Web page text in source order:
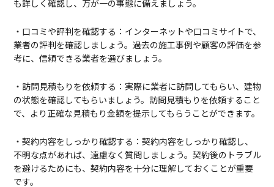
も詳しく確認し、万が一の事態に備えましょう。
・口コミや評判を確認する：インターネットや口コミサイトで、
業者の評判を確認しましょう。過去の施工事例や顧客の評価を参
考に、信頼できる業者を選びましょう。
・訪問見積もりを依頼する：実際に業者に訪問してもらい、建物
の状態を確認してもらいましょう。訪問見積もりを依頼すること
で、より正確な見積もり金額を提示してもらうことができます。
・契約内容をしっかり確認する：契約内容をしっかり確認し、
不明な点があれば、遠慮なく質問しましょう。契約後のトラブル
を避けるためにも、契約内容を十分に理解しておくことが重要
です。